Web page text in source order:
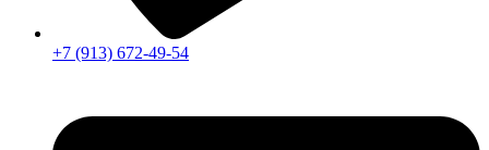
+7 (913) 672-49-54